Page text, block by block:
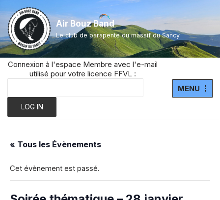
Aller
au
contenu
Air Bouz Band
Le club de parapente du massif du Sancy
Connexion à l'espace Membre avec l'e-mail
utilisé pour votre licence FFVL :
MENU
« Tous les Évènements
Cet évènement est passé.